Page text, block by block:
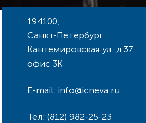
194100,
Санкт-Петербург
Кантемировская ул. д.37
офис 3К
E-mail: info@icneva.ru
Тел: (812) 982-25-23